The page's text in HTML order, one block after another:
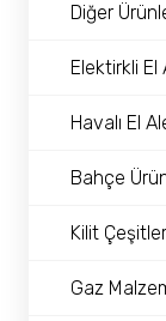
Diğer
Elektirkli El
Havalı El
Bahçe
Kilit
Gaz
İLETIŞIM
+90 (212) 659